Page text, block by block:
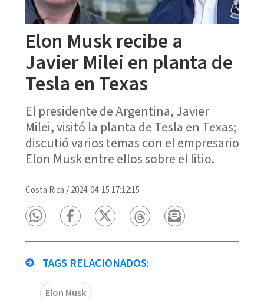
Elon Musk recibe a
Javier Milei en planta de
Tesla en Texas
El presidente de Argentina, Javier
Milei, visitó la planta de Tesla en Texas;
discutió varios temas con el empresario
Elon Musk entre ellos sobre el litio.
Costa Rica /2024-04-15 17:12:15
TAGS RELACIONADOS:
Elon Musk